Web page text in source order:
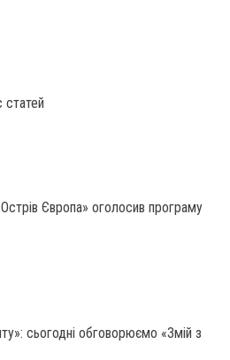
статей
Європа» оголосив програму
сьогодні обговорюємо «Змій з